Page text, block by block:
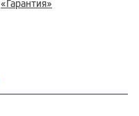
«Гарантия»